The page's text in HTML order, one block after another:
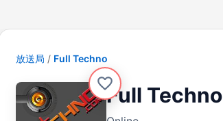
放送局 Full Techno
Full Techno